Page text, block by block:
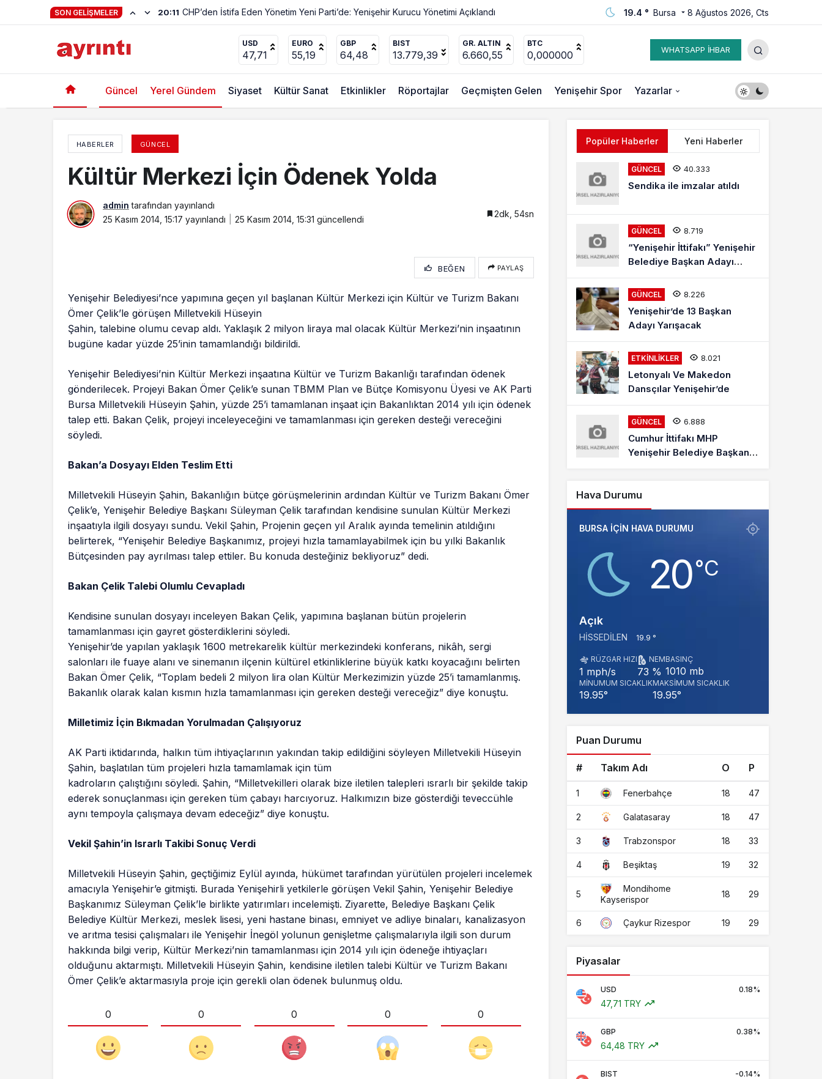
SON GELIŞMELER 23:01 Hayat Kendiliğinden Değişmez 19.4 ° Bursa 8 Ağustos 2026, Cts
USD
47,71
EURO
55,19
GBP
64,48
BIST
13.779,39
GR. ALTIN
6.660,55
BTC
0,000000 WHATSAPP İHBAR
Güncel Yerel Gündem Siyaset Kültür Sanat Etkinlikler Röportajlar Geçmişten Gelen Yenişehir Spor Yazarlar
HABERLER GÜNCEL
Kültür Merkezi İçin Ödenek Yolda
admin tarafından yayınlandı
25 Kasım 2014, 15:17 yayınlandı 25 Kasım 2014, 15:31 güncellendi
2dk, 54sn
BEĞEN PAYLAŞ
Yenişehir Belediyesi’nce yapımına geçen yıl başlanan Kültür Merkezi için Kültür ve Turizm Bakanı
Ömer Çelik’le görüşen Milletvekili Hüseyin
Şahin, talebine olumu cevap aldı. Yaklaşık 2 milyon liraya mal olacak Kültür Merkezi’nin inşaatının
bugüne kadar yüzde 25’inin tamamlandığı bildirildi.
Yenişehir Belediyesi’nin Kültür Merkezi inşaatına Kültür ve Turizm Bakanlığı tarafından ödenek
gönderilecek. Projeyi Bakan Ömer Çelik’e sunan TBMM Plan ve Bütçe Komisyonu Üyesi ve AK Parti
Bursa Milletvekili Hüseyin Şahin, yüzde 25’i tamamlanan inşaat için Bakanlıktan 2014 yılı için ödenek
talep etti. Bakan Çelik, projeyi inceleyeceğini ve tamamlanması için gereken desteği vereceğini
söyledi.
Bakan’a Dosyayı Elden Teslim Etti
Milletvekili Hüseyin Şahin, Bakanlığın bütçe görüşmelerinin ardından Kültür ve Turizm Bakanı Ömer
Çelik’e, Yenişehir Belediye Başkanı Süleyman Çelik tarafından kendisine sunulan Kültür Merkezi
inşaatıyla ilgili dosyayı sundu. Vekil Şahin, Projenin geçen yıl Aralık ayında temelinin atıldığını
belirterek, “Yenişehir Belediye Başkanımız, projeyi hızla tamamlayabilmek için bu yılki Bakanlık
Bütçesinden pay ayrılması talep ettiler. Bu konuda desteğiniz bekliyoruz” dedi.
Bakan Çelik Talebi Olumlu Cevapladı
Kendisine sunulan dosyayı inceleyen Bakan Çelik, yapımına başlanan bütün projelerin
tamamlanması için gayret gösterdiklerini söyledi.
Yenişehir’de yapılan yaklaşık 1600 metrekarelik kültür merkezindeki konferans, nikâh, sergi
salonları ile fuaye alanı ve sinemanın ilçenin kültürel etkinliklerine büyük katkı koyacağını belirten
Bakan Ömer Çelik, “Toplam bedeli 2 milyon lira olan Kültür Merkezimizin yüzde 25’i tamamlanmış.
Bakanlık olarak kalan kısmın hızla tamamlanması için gereken desteği vereceğiz” diye konuştu.
Milletimiz İçin Bıkmadan Yorulmadan Çalışıyoruz
AK Parti iktidarında, halkın tüm ihtiyaçlarının yakından takip edildiğini söyleyen Milletvekili Hüseyin
Şahin, başlatılan tüm projeleri hızlatamamlamak için tüm
kadroların çalıştığını söyledi. Şahin, “Milletvekilleri olarak bize iletilen talepleri ısrarlı bir şekilde takip
ederek sonuçlanması için gereken tüm çabayı harcıyoruz. Halkımızın bize gösterdiği teveccühle
aynı tempoyla çalışmaya devam edeceğiz” diye konuştu.
Vekil Şahin’in Israrlı Takibi Sonuç Verdi
Milletvekili Hüseyin Şahin, geçtiğimiz Eylül ayında, hükümet tarafından yürütülen projeleri incelemek
amacıyla Yenişehir’e gitmişti. Burada Yenişehirli yetkilerle görüşen Vekil Şahin, Yenişehir Belediye
Başkanımız Süleyman Çelik’le birlikte yatırımları incelemişti. Ziyarette, Belediye Başkanı Çelik
Belediye Kültür Merkezi, meslek lisesi, yeni hastane binası, emniyet ve adliye binaları, kanalizasyon
ve arıtma tesisi çalışmaları ile Yenişehir İnegöl yolunun genişletme çalışmalarıyla ilgili son durum
hakkında bilgi verip, Kültür Merkezi’nin tamamlanması için 2014 yılı için ödeneğe ihtiyaçları
olduğunu aktarmıştı. Milletvekili Hüseyin Şahin, kendisine iletilen talebi Kültür ve Turizm Bakanı
Ömer Çelik’e aktarmasıyla proje için gerekli olan ödenek bulunmuş oldu.
0 0 0 0 0
Popüler Haberler Yeni Haberler
GÜNCEL 40.333
Sendika ile imzalar atıldı
GÜNCEL 8.719
“Yenişehir İttifakı” Yenişehir
Belediye Başkan Adayı
Mehmet Kaya Röportajı
GÜNCEL 8.226
Yenişehir’de 13 Başkan
Adayı Yarışacak
ETKINLIKLER 8.021
Letonyalı Ve Makedon
Dansçılar Yenişehir’de
GÜNCEL 6.888
Cumhur İttifakı MHP
Yenişehir Belediye Başkan
Hava Durumu
BURSA IÇIN HAVA DURUMU
20‎°C
Açık
HISSEDILEN 19.9 °
RÜZGAR HIZI
1 mph/s
NEM
73 %
BASINÇ
1010 mb
MINUMUM SICAKLIK
19.95°
MAKSIMUM SICAKLIK
19.95°
Puan Durumu
# Takım Adı O P
1 Fenerbahçe 18 47
2 Galatasaray 18 47
3 Trabzonspor 18 33
4 Beşiktaş 19 32
5
Mondihome
Kayserispor
18 29
6 Çaykur Rizespor 19 29
Piyasalar
USD 0.18%
47,71 TRY
GBP 0.38%
64,48 TRY
BIST -0.14%
Sena Kaleli Kocasu’yu sordu